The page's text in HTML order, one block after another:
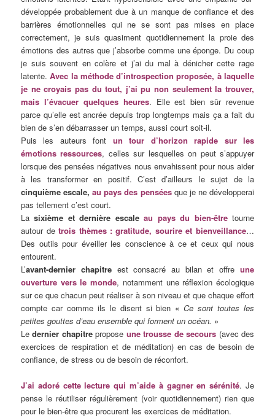
développée probablement due à un manque de confiance et des
barrières émotionnelles qui ne se sont pas mises en place
correctement, je suis quasiment quotidiennement la proie des
émotions des autres que j’absorbe comme une éponge. Du coup
je suis souvent en colère et j’ai du mal à dénicher cette rage
latente.Avec la méthode d’introspection proposée, à laquelle
je ne croyais pas du tout, j’ai pu non seulement la trouver,
mais l’évacuer quelques heures. Elle est bien sûr revenue
parce qu’elle est ancrée depuis trop longtemps mais ça a fait du
bien de s’en débarrasser un temps, aussi court soit-il.
Puis les auteurs font un tour d’horizon rapide sur les
émotions ressources, celles sur lesquelles on peut s’appuyer
lorsque des pensées négatives nous envahissent pour nous aider
à les transformer en positif. C’est d’ailleurs le sujet de la
cinquième escale,au pays des penséesque je ne développerai
pas tellement c’est court.
Lasixième et dernière escaleau pays du bien-êtretourne
autour detrois thèmes : gratitude, sourire et bienveillance…
Des outils pour éveiller les conscience à ce et ceux qui nous
entourent.
L’avant-dernier chapitreest consacré au bilan et offre une
ouverture vers le monde, notamment une réflexion écologique
sur ce que chacun peut réaliser à son niveau et que chaque effort
compte car comme ils le disent si bien «Ce sont toutes les
petites gouttes d’eau ensemble qui forment un océan. »
Ledernier chapitrepropose une trousse de secours (avec des
exercices de respiration et de méditation) en cas de besoin de
confiance, de stress ou de besoin de réconfort.
J’ai adoré cette lecture qui m’aide à gagner en sérénité. Je
pense le réutiliser régulièrement (voir quotidiennement) rien que
pour le bien-être que procurent les exercices de méditation.